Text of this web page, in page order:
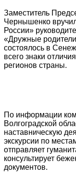
Заместитель
Чернышенко
России»
«Дружные
состоялось в
всего знаки
регионов страны.
По информации
Волгоградской
наставническую
экскурсии по
отправляет
консультирует
документов.